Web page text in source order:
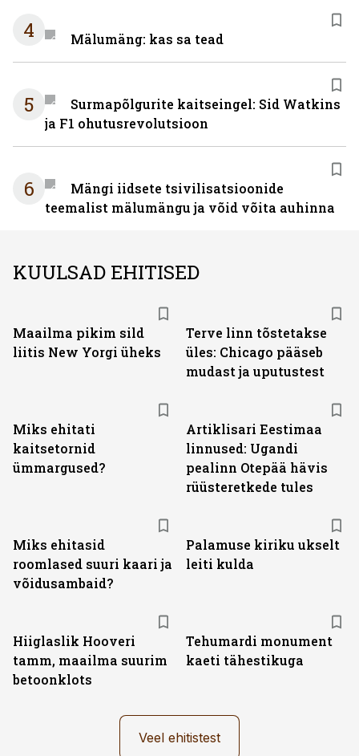
4 Mälumäng: kas sa tead
5
Surmapõlgurite kaitseingel: Sid Watkins
ja F1 ohutusrevolutsioon
6
Mängi iidsete tsivilisatsioonide
teemalist mälumängu ja võid võita auhinna
KUULSAD EHITISED
Maailma pikim sild
liitis New Yorgi üheks
Terve linn tõstetakse
üles: Chicago pääseb
mudast ja uputustest
Miks ehitati
kaitsetornid
ümmargused?
Artiklisari Eestimaa
linnused: Ugandi
pealinn Otepää hävis
rüüsteretkede tules
Miks ehitasid
roomlased suuri kaari ja
võidusambaid?
Palamuse kiriku ukselt
leiti kulda
Hiiglaslik Hooveri
tamm, maailma suurim
betoonklots
Tehumardi monument
kaeti tähestikuga
Veel ehitistest